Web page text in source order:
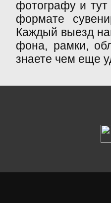
фотографу и
формате
Каждый выезд
фона, рамки,
знаете чем еще